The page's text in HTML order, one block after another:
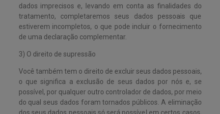
dados imprecisos e, levando em conta as finalidades do
tratamento, completaremos seus dados pessoais que
estiverem incompletos, o que pode incluir o fornecimento
de uma declaração complementar.
3) O direito de supressão
Você também tem o direito de excluir seus dados pessoais,
o que significa a exclusão de seus dados por nós e, se
possível, por qualquer outro controlador de dados, por meio
do qual seus dados foram tornados públicos. A eliminação